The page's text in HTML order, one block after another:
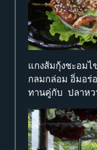
แกงส้มกุ้งชะอมไ
กลมกล่อม อิ่มอร่
ทานคู่กับ ปลาหว